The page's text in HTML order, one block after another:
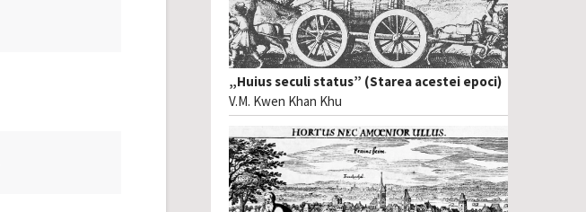
„Huius seculi status” (Starea acestei epoci)
V.M. Kwen Khan Khu